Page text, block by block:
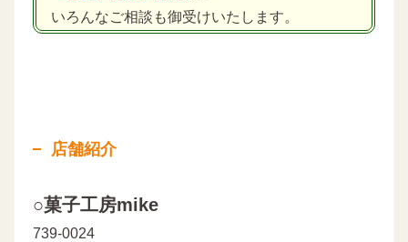
いろんなご相談も御受けいたします。
店舗紹介
○菓子工房mike
739-0024